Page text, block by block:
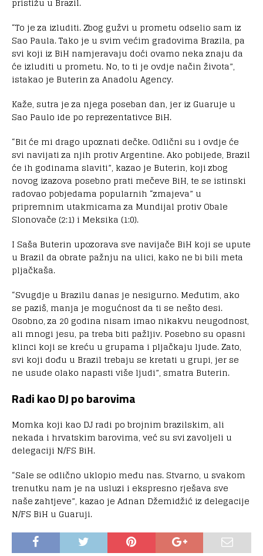
“To je za izluditi. Zbog gužvi u prometu odselio sam iz
Sao Paula. Tako je u svim većim gradovima Brazila, pa
svi koji iz BiH namjeravaju doći ovamo neka znaju da
će izluditi u prometu. No, to ti je ovdje način života”,
istakao je Buterin za Anadolu Agency.
Kaže, sutra je za njega poseban dan, jer iz Guaruje u
Sao Paulo ide po reprezentativce BiH.
“Bit će mi drago upoznati dečke. Odlični su i ovdje će
svi navijati za njih protiv Argentine. Ako pobijede, Brazil
će ih godinama slaviti”, kazao je Buterin, koji zbog
novog izazova posebno prati mečeve BiH, te se istinski
radovao pobjedama popularnih “zmajeva” u
pripremnim utakmicama za Mundijal protiv Obale
Slonovače (2:1) i Meksika (1:0).
I Saša Buterin upozorava sve navijače BiH koji se upute
u Brazil da obrate pažnju na ulici, kako ne bi bili meta
pljačkaša.
“Svugdje u Brazilu danas je nesigurno. Međutim, ako
se paziš, manja je mogućnost da ti se nešto desi.
Osobno, za 20 godina nisam imao nikakvu neugodnost,
ali mnogi jesu, pa treba biti pažljiv. Posebno su opasni
klinci koji se kreću u grupama i pljačkaju ljude. Zato,
svi koji dođu u Brazil trebaju se kretati u grupi, jer se
ne usude olako napasti više ljudi”, smatra Buterin.
Radi kao DJ po barovima
Momka koji kao DJ radi po brojnim brazilskim, ali
nekada i hrvatskim barovima, već su svi zavoljeli u
delegaciji N/FS BiH.
“Sale se odlično uklopio među nas. Stvarno, u svakom
trenutku nam je na usluzi i ekspresno rješava sve
naše zahtjeve”, kazao je Adnan Džemidžić iz delegacije
N/FS BiH u Guaruji.